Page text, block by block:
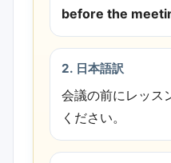
before the
2. 日本語訳
会議の前にレッ
ください。